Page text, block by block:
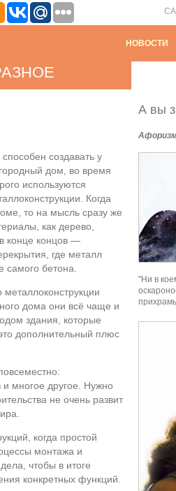
НОВОСТИ
создавать у
дом, во время
используются
Когда
то на мысль сразу же
как дерево,
конце концов —
где металл
самого бетона.
металлоконструкции
дома они всё чаще и
здания, которые
дополнительный плюс
и многое другое. Нужно
не очень развит
когда простой
монтажа и
чтобы в итоге
конкретных функций.
А вы
"Ни в